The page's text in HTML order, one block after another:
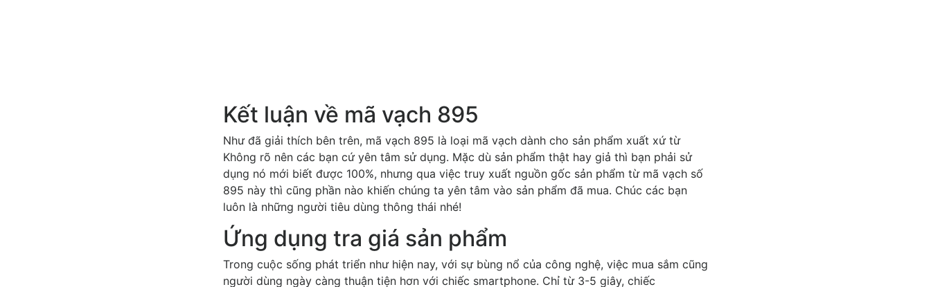
Kết luận về mã vạch 895
Như đã giải thích bên trên, mã vạch 895 là loại mã vạch dành cho sản phẩm xuất xứ từ
Không rõ nên các bạn cứ yên tâm sử dụng. Mặc dù sản phẩm thật hay giả thì bạn phải sử
dụng nó mới biết được 100%, nhưng qua việc truy xuất nguồn gốc sản phẩm từ mã vạch số
895 này thì cũng phần nào khiến chúng ta yên tâm vào sản phẩm đã mua. Chúc các bạn
luôn là những người tiêu dùng thông thái nhé!
Ứng dụng tra giá sản phẩm
Trong cuộc sống phát triển như hiện nay, với sự bùng nổ của công nghệ, việc mua sắm cũng
người dùng ngày càng thuận tiện hơn với chiếc smartphone. Chỉ từ 3-5 giây, chiếc